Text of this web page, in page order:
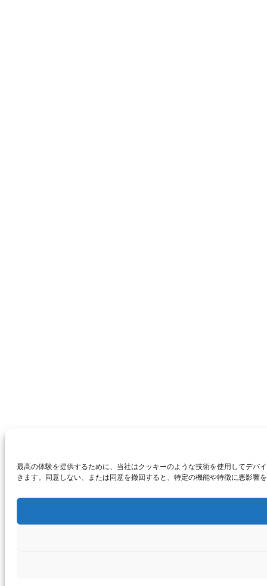
最高の体験を提供するために、当社はクッキーのような技術を使用してデ
きます。同意しない、または同意を撤回すると、特定の機能や特徴に悪影響